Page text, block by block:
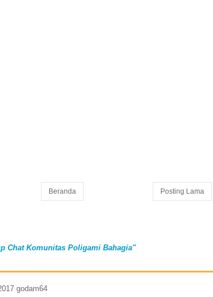
Posting Lama
Beranda
Chat Komunitas Poligami Bahagia"
godam64